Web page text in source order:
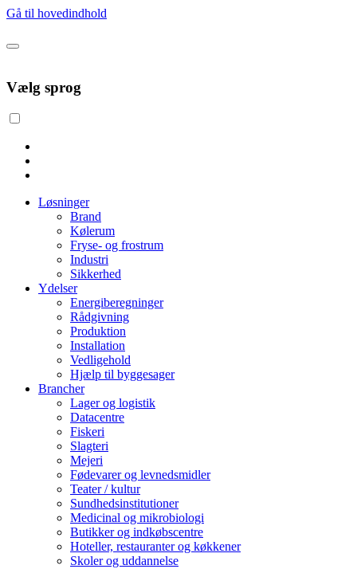
Gå til hovedindhold
Vælg sprog
Løsninger
Brand
Kølerum
Fryse- og frostrum
Industri
Sikkerhed
Ydelser
Energiberegninger
Rådgivning
Produktion
Installation
Vedligehold
Hjælp til byggesager
Brancher
Lager og logistik
Datacentre
Fiskeri
Slagteri
Mejeri
Fødevarer og levnedsmidler
Teater / kultur
Sundhedsinstitutioner
Medicinal og mikrobiologi
Butikker og indkøbscentre
Hoteller, restauranter og køkkener
Skoler og uddannelse